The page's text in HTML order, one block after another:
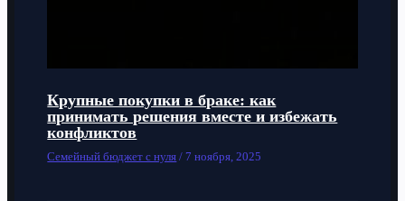
Крупные покупки в браке: как
принимать решения вместе и избежать
конфликтов
Семейный бюджет с нуля /7 ноября, 2025